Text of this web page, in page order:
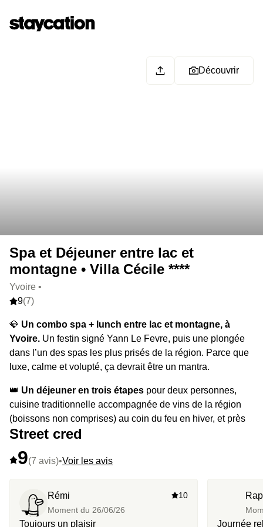
Découvrir
Spa et Déjeuner entre lac et
montagne • Villa Cécile ****
Yvoire •
9(7)
💎 Un combo spa + lunch entre lac et montagne, à
Yvoire. Un festin signé Yann Le Fevre, puis une plongée
dans l’un des spas les plus prisés de la région. Parce que
luxe, calme et volupté, ça devrait être un mantra.
👑 Un déjeuner en trois étapes pour deux personnes,
cuisine traditionnelle accompagnée de vins de la région
(boissons non comprises) au coin du feu en hiver, et près
de la piscine si la météo le permet. Divin.
⭐️Le highlight :
le village d’Yvoire, ce décor de carte
Et en extra,prolongez ce beau moment avec un
massage californien d'une heure.
Street cred
9(7 avis)•Voir les avis
Rémi
Moment du 26/06/26
10
Toujours un plaisir Journée